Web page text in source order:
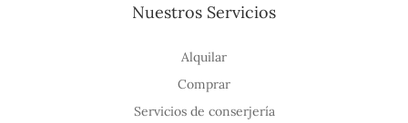
Nuestros Servicios
Alquilar
Comprar
Servicios de conserjería